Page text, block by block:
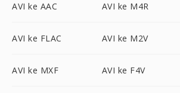
AVI ke AAC AVI ke M4R
AVI ke FLAC AVI ke M2V
AVI ke MXF AVI ke F4V